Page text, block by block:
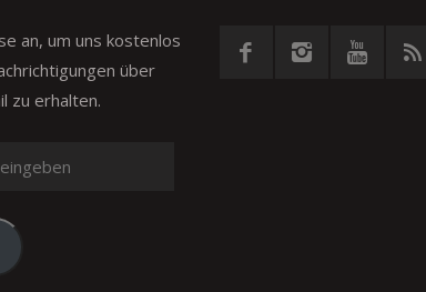
an, um uns kostenlos
über
zu erhalten.